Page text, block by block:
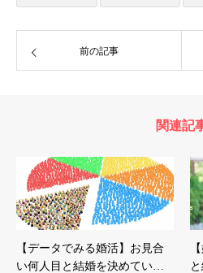
前の記事
関連記
【データでみる婚活】お見合
い何人目と結婚を決めてい…